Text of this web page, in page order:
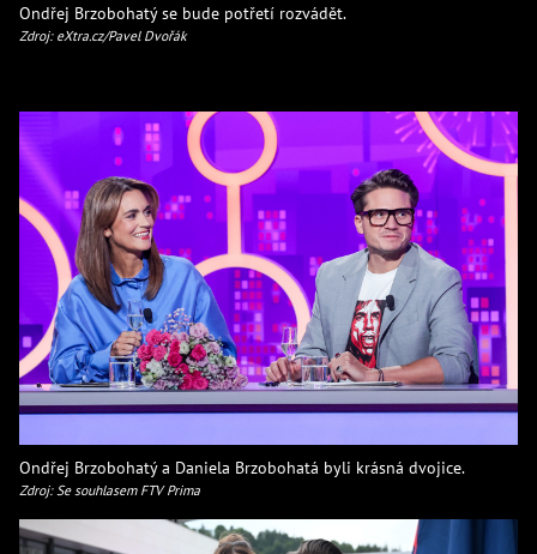
Ondřej Brzobohatý se bude potřetí rozvádět.
Zdroj: eXtra.cz/Pavel Dvořák
Ondřej Brzobohatý a Daniela Brzobohatá byli krásná dvojice.
Zdroj: Se souhlasem FTV Prima